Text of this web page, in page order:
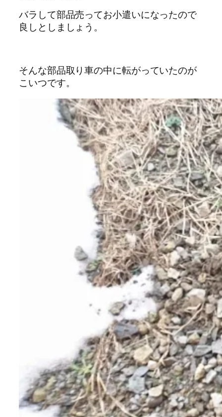
バラして部品売ってお小遣いになったので
良しとしましょう。
そんな部品取り車の中に転がっていたのが
こいつです。